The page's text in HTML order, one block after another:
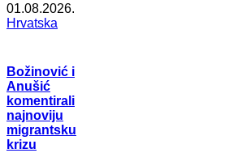
01.08.2026.
Hrvatska
Božinović i
Anušić
komentirali
najnoviju
migrantsku
krizu